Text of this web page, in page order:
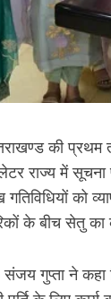
की
राज्य में सूचना
के बीच सेतु का
संजय गुप्ता ने